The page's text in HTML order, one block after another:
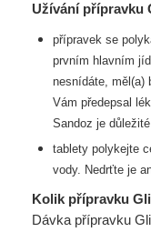
Užívání přípravku
přípravek se
prvním hlavním
nesnídáte, měl(a)
Vám předepsal
Sandoz je
tablety polykejte
vody. Nedrťte je
Kolik přípravku
Dávka přípravku